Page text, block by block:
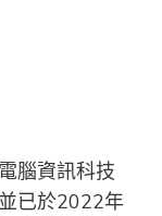
腦資訊科技
已於2022年